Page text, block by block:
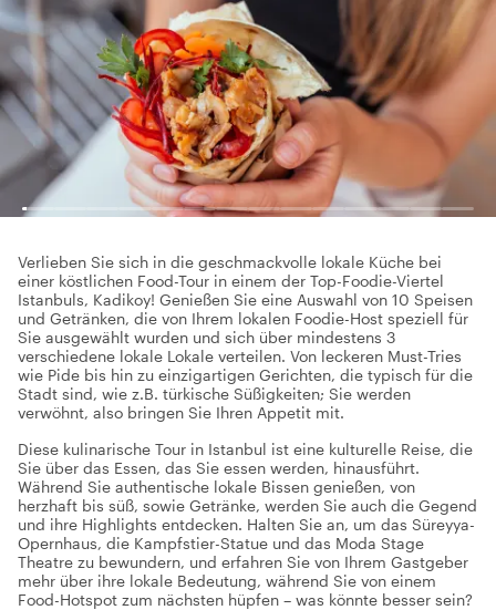
Verlieben Sie sich in die geschmackvolle lokale Küche bei
einer köstlichen Food-Tour in einem der Top-Foodie-Viertel
Istanbuls, Kadikoy! Genießen Sie eine Auswahl von 10 Speisen
und Getränken, die von Ihrem lokalen Foodie-Host speziell für
Sie ausgewählt wurden und sich über mindestens 3
verschiedene lokale Lokale verteilen. Von leckeren Must-Tries
wie Pide bis hin zu einzigartigen Gerichten, die typisch für die
Stadt sind, wie z.B. türkische Süßigkeiten; Sie werden
verwöhnt, also bringen Sie Ihren Appetit mit.
Diese kulinarische Tour in Istanbul ist eine kulturelle Reise, die
Sie über das Essen, das Sie essen werden, hinausführt.
Während Sie authentische lokale Bissen genießen, von
herzhaft bis süß, sowie Getränke, werden Sie auch die Gegend
und ihre Highlights entdecken. Halten Sie an, um das Süreyya-
Opernhaus, die Kampfstier-Statue und das Moda Stage
Theatre zu bewundern, und erfahren Sie von Ihrem Gastgeber
mehr über ihre lokale Bedeutung, während Sie von einem
Food-Hotspot zum nächsten hüpfen – was könnte besser sein?